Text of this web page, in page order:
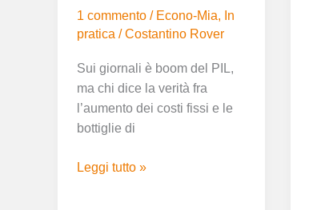
1 commento / Econo-Mia, In
pratica /Costantino Rover
Sui giornali è boom del PIL,
ma chi dice la verità fra
l’aumento dei costi fissi e le
bottiglie di
Leggi tutto »